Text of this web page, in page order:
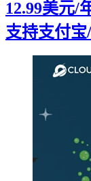
12.99美元/
支持支付宝